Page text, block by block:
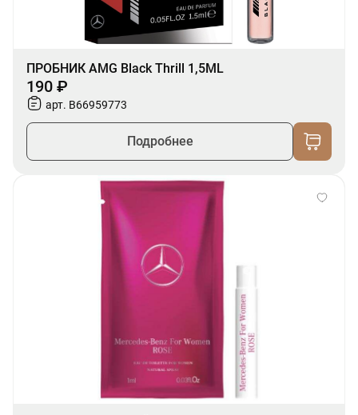
ПРОБНИК AMG Black Thrill 1,5ML
190 ₽
арт. B66959773
Подробнее